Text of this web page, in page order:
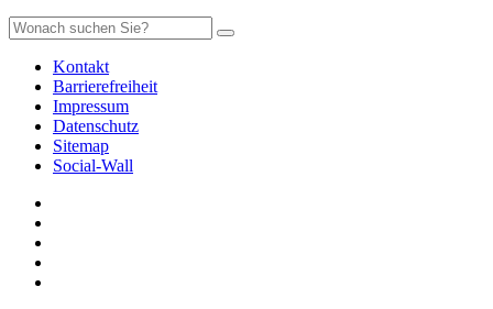
Kontakt
Barrierefreiheit
Impressum
Datenschutz
Sitemap
Social-Wall